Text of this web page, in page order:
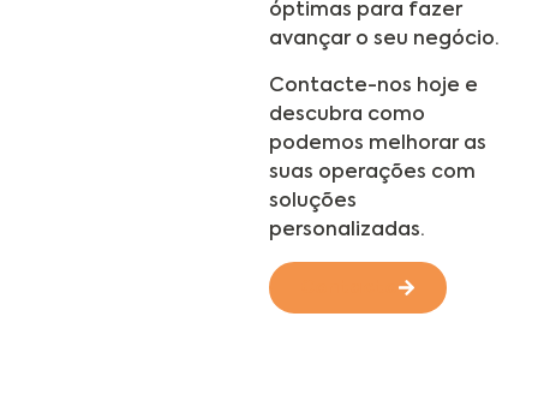
óptimas para fazer
avançar o seu negócio.
Contacte-nos hoje e
descubra como
podemos melhorar as
suas operações com
soluções
personalizadas.